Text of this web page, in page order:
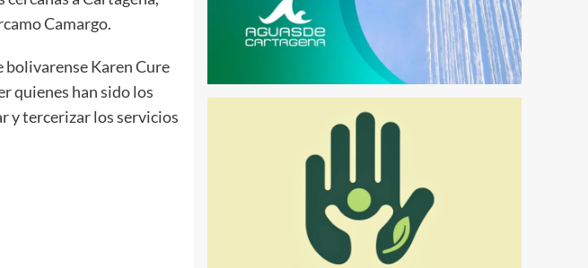
Camargo.
bolivarense Karen Cure
quienes han sido los
y tercerizar los servicios